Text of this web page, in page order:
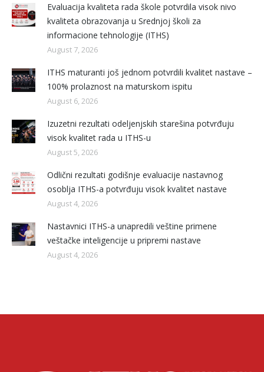
Evaluacija kvaliteta rada škole potvrdila visok nivo
kvaliteta obrazovanja u Srednjoj školi za
informacione tehnologije (ITHS)
August 7, 2026
ITHS maturanti još jednom potvrdili kvalitet nastave –
100% prolaznost na maturskom ispitu
August 6, 2026
Izuzetni rezultati odeljenjskih starešina potvrđuju
visok kvalitet rada u ITHS-u
August 5, 2026
Odlični rezultati godišnje evaluacije nastavnog
osoblja ITHS-a potvrđuju visok kvalitet nastave
August 4, 2026
Nastavnici ITHS-a unapredili veštine primene
veštačke inteligencije u pripremi nastave
August 4, 2026